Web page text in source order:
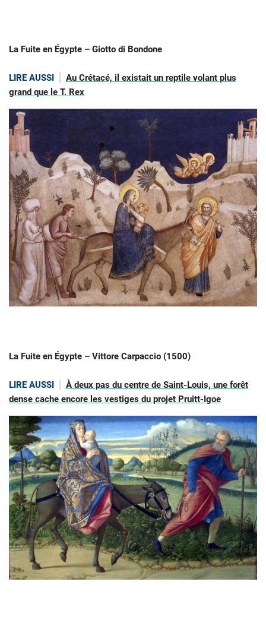
La Fuite en Égypte – Giotto di Bondone
LIRE AUSSI
Au Crétacé, il existait un reptile volant plus
grand que le T. Rex
La Fuite en Égypte – Vittore Carpaccio (1500)
LIRE AUSSI
À deux pas du centre de Saint-Louis, une forêt
dense cache encore les vestiges du projet Pruitt-Igoe